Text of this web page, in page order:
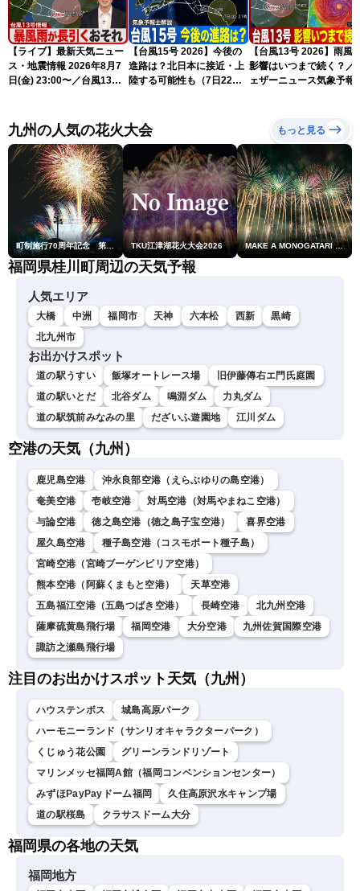
【ライブ】最新天気ニュー
ス・地震情報 2026年8月7
日(金) 23:00〜／台風13号
【台風15号 2026】今後の
進路は？北日本に接近・上
陸する可能性も（7日22時
【台風13号 2026】雨風
影響はいつまで続く？／
ェザーニュース気象予報
九州の人気の花火大会 もっと見る
町制施行70周年記念 第48回南種子町ロケット祭 TKU江津湖花火大会2026 MAKE A MONOGATARI 2026
福岡県桂川町周辺の天気予報
人気エリア
大橋 中洲 福岡市 天神 六本松 西新
黒崎
北九州市
お出かけスポット
道の駅うすい 飯塚オートレース場
旧伊藤傳右エ門氏庭園
道の駅いとだ
北谷ダム 鳴淵ダム
力丸ダム
道の駅筑前みなみの里
だざいふ遊園地 江川ダム
空港の天気（九州）
鹿児島空港
沖永良部空港（えらぶゆりの島空港）
奄美空港
壱岐空港
対馬空港（対馬やまねこ空港）
与論空港
徳之島空港（徳之島子宝空港）
喜界空港
屋久島空港
種子島空港（コスモポート種子島）
宮崎空港（宮崎ブーゲンビリア空港）
熊本空港（阿蘇くまもと空港）
天草空港
五島福江空港（五島つばき空港）
長崎空港
北九州空港
薩摩硫黄島飛行場
福岡空港 大分空港
九州佐賀国際空港
諏訪之瀬島飛行場
注目のお出かけスポット天気（九州）
ハウステンボス
城島高原パーク
ハーモニーランド（サンリオキャラクターパーク）
くじゅう花公園
グリーンランドリゾート
マリンメッセ福岡A館（福岡コンベンションセンター）
みずほPayPayドーム福岡
久住高原沢水キャンプ場
道の駅桜島
クラサスドーム大分
福岡県の各地の天気
福岡地方